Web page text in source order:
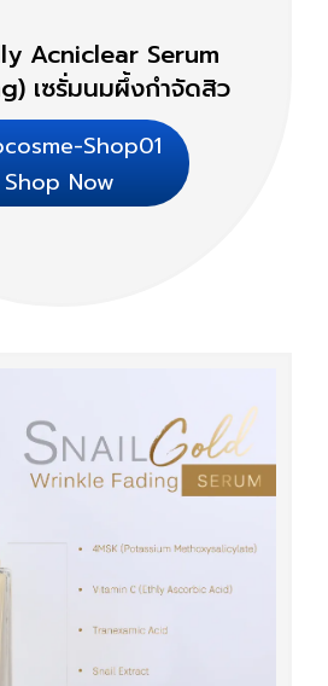
Acniclear Serum
เซรั่มนมผึ้งกำจัดสิว
Shop Now